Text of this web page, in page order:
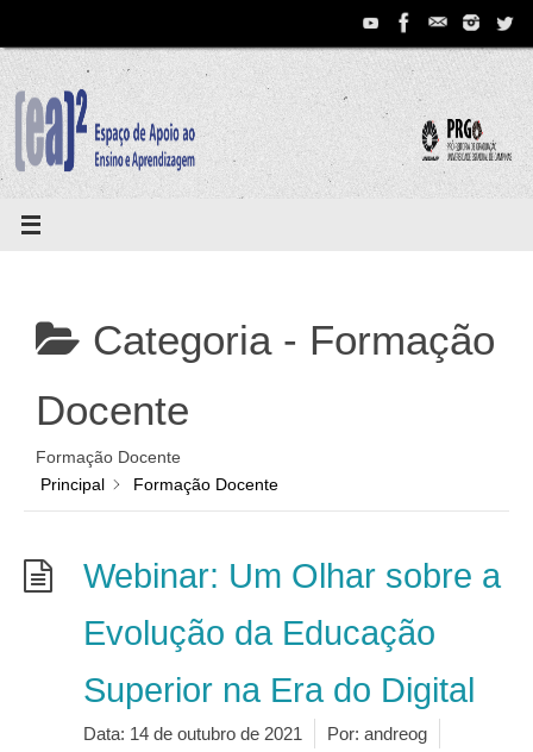
conteúdo
Categoria - Formação
Docente
Formação Docente
Principal Formação Docente
Webinar: Um Olhar sobre a
Evolução da Educação
Superior na Era do Digital
Data: 14 de outubro de 2021 Por: andreog